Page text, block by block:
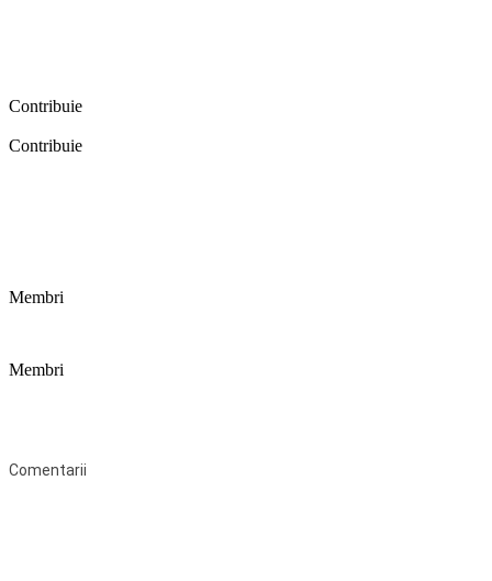
Contribuie
Contribuie
Membri
Membri
Comentarii